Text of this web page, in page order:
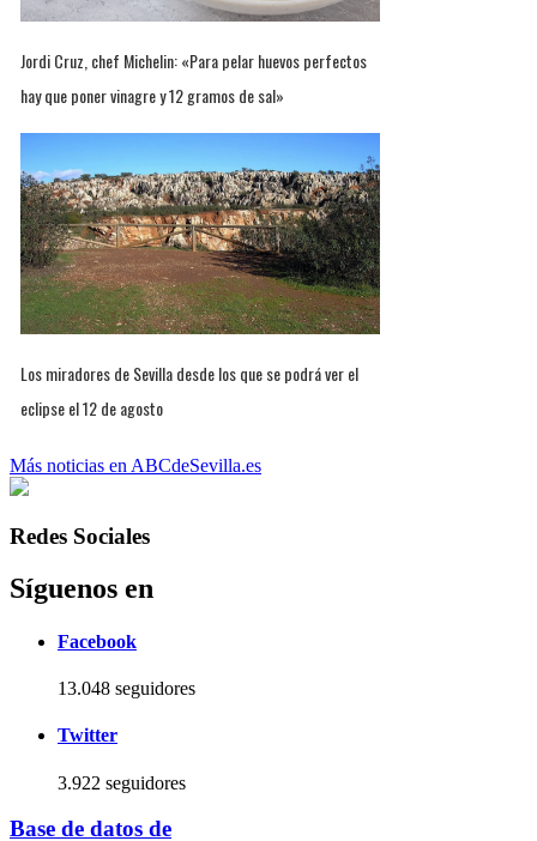
Jordi Cruz, chef Michelin: «Para pelar huevos perfectos
hay que poner vinagre y 12 gramos de sal»
Los miradores de Sevilla desde los que se podrá ver el
eclipse el 12 de agosto
Más noticias en ABCdeSevilla.es
Redes Sociales
Síguenos en
Facebook
13.048 seguidores
Twitter
3.922 seguidores
Base de datos de